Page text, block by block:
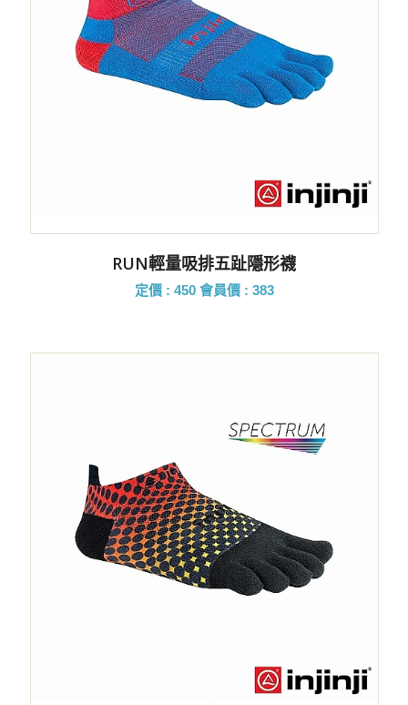
RUN輕量吸排五趾隱形襪
定價 : 450 會員價 : 383